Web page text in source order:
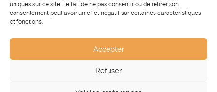
uniques sur ce site. Le fait de ne pas consentir ou de retirer son
consentement peut avoir un effet négatif sur certaines caractéristiques
et fonctions.
Accepter
Refuser
Facebook
Instagram
Pinterest